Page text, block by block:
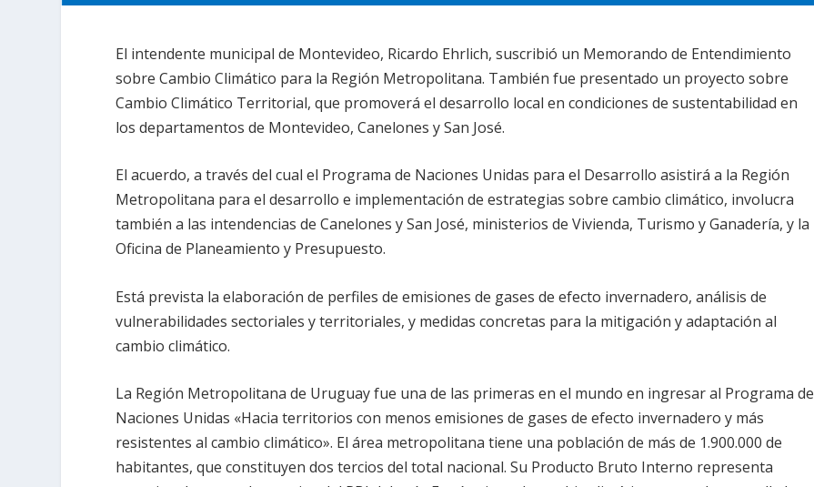
El intendente municipal de Montevideo, Ricardo Ehrlich, suscribió un Memorando de Entendimiento
sobre Cambio Climático para la Región Metropolitana. También fue presentado un proyecto sobre
Cambio Climático Territorial, que promoverá el desarrollo local en condiciones de sustentabilidad en
los departamentos de Montevideo, Canelones y San José.
El acuerdo, a través del cual el Programa de Naciones Unidas para el Desarrollo asistirá a la Región
Metropolitana para el desarrollo e implementación de estrategias sobre cambio climático, involucra
también a las intendencias de Canelones y San José, ministerios de Vivienda, Turismo y Ganadería, y la
Oficina de Planeamiento y Presupuesto.
Está prevista la elaboración de perfiles de emisiones de gases de efecto invernadero, análisis de
vulnerabilidades sectoriales y territoriales, y medidas concretas para la mitigación y adaptación al
cambio climático.
La Región Metropolitana de Uruguay fue una de las primeras en el mundo en ingresar al Programa de
Naciones Unidas «Hacia territorios con menos emisiones de gases de efecto invernadero y más
resistentes al cambio climático». El área metropolitana tiene una población de más de 1.900.000 de
habitantes, que constituyen dos tercios del total nacional. Su Producto Bruto Interno representa